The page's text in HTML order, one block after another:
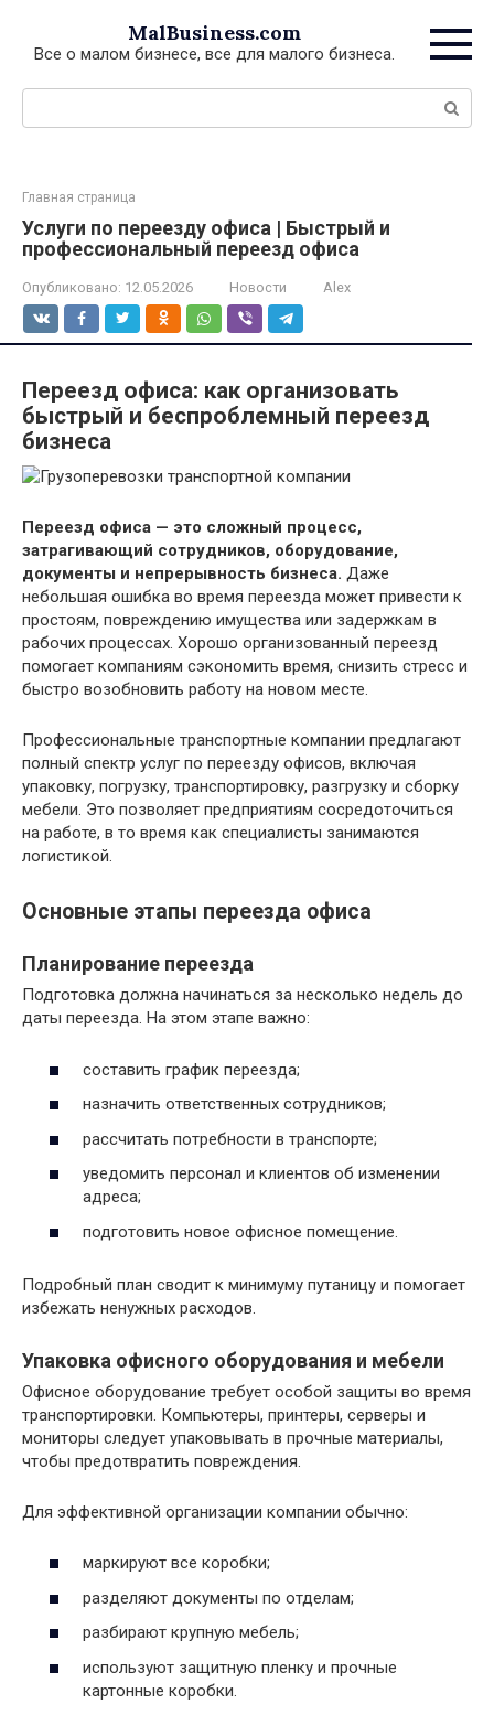
контенту
MalBusiness.com
Все о малом бизнесе, все для малого бизнеса.
Поиск:
Главная страница
Услуги по переезду офиса | Быстрый и
профессиональный переезд офиса
Опубликовано: 12.05.2026 Новости Alex
Переезд офиса: как организовать
быстрый и беспроблемный переезд
бизнеса
Переезд офиса — это сложный процесс,
затрагивающий сотрудников, оборудование,
документы и непрерывность бизнеса. Даже
небольшая ошибка во время переезда может привести к
простоям, повреждению имущества или задержкам в
рабочих процессах. Хорошо организованный переезд
помогает компаниям сэкономить время, снизить стресс и
быстро возобновить работу на новом месте.
Профессиональные транспортные компании предлагают
полный спектр услуг по переезду офисов, включая
упаковку, погрузку, транспортировку, разгрузку и сборку
мебели. Это позволяет предприятиям сосредоточиться
на работе, в то время как специалисты занимаются
логистикой.
Основные этапы переезда офиса
Планирование переезда
Подготовка должна начинаться за несколько недель до
даты переезда. На этом этапе важно:
составить график переезда;
назначить ответственных сотрудников;
рассчитать потребности в транспорте;
уведомить персонал и клиентов об изменении
адреса;
подготовить новое офисное помещение.
Подробный план сводит к минимуму путаницу и помогает
избежать ненужных расходов.
Упаковка офисного оборудования и мебели
Офисное оборудование требует особой защиты во время
транспортировки. Компьютеры, принтеры, серверы и
мониторы следует упаковывать в прочные материалы,
чтобы предотвратить повреждения.
Для эффективной организации компании обычно:
маркируют все коробки;
разделяют документы по отделам;
разбирают крупную мебель;
используют защитную пленку и прочные
картонные коробки.